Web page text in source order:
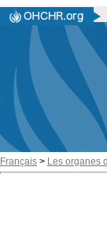
Français > Les organes